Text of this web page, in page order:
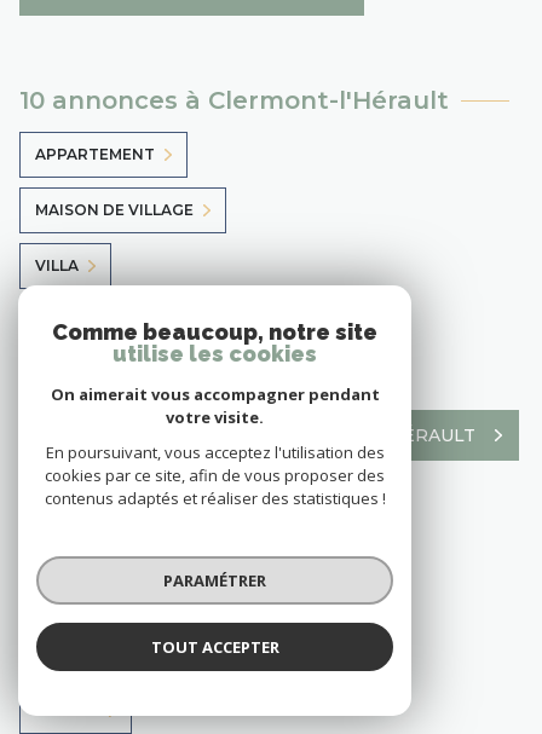
10 annonces à Clermont-l'Hérault
APPARTEMENT
MAISON DE VILLAGE
VILLA
MAISON
VOIR TOUS LES BIENS À CLERMONT-L'HÉRAULT
TERRAIN
VILLA
Comme beaucoup, notre site
utilise les cookies
On aimerait vous accompagner pendant
votre visite.
En poursuivant, vous acceptez l'utilisation des
cookies par ce site, afin de vous proposer des
contenus adaptés et réaliser des statistiques !
PARAMÉTRER
TOUT ACCEPTER